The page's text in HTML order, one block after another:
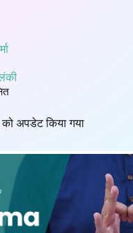
अपडेट किया गया